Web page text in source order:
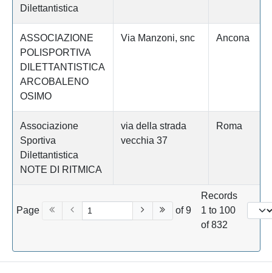
Dilettantistica
ASSOCIAZIONE
POLISPORTIVA
DILETTANTISTICA
ARCOBALENO
OSIMO
Via Manzoni, snc Ancona
Associazione
Sportiva
Dilettantistica
NOTE DI RITMICA
via della strada
vecchia 37
Roma
Page of 9
Records
1 to 100
of 832